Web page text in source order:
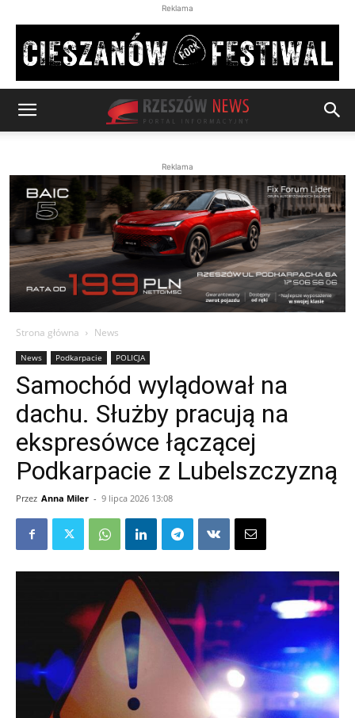
Reklama
Reklama
Strona główna News
News Podkarpacie POLICJA
Samochód wylądował na
dachu. Służby pracują na
ekspresówce łączącej
Podkarpacie z Lubelszczyzną
Przez Anna Miler - 9 lipca 2026 13:08